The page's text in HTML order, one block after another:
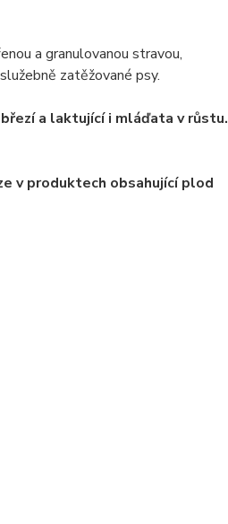
a granulovanou stravou,
zatěžované psy.
a laktující i mláďata v růstu.
v produktech obsahující plod